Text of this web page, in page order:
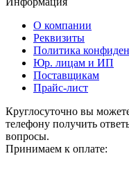
О компании
Реквизиты
Политика
Юр. лицам и ИП
Поставщикам
Прайс-лист
Круглосуточно вы
телефону получить
вопросы.
Принимаем к оплате: